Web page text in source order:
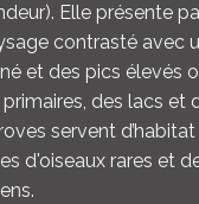
Elle présente
contrasté avec
et des pics élevés
des lacs et
servent
d'oiseaux rares et